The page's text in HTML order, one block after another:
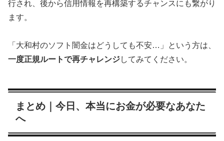
行され、後から信用情報を再構築するチャンスにも繋がり
ます。
「大和村のソフト闇金はどうしても不安…」という方は、
一度正規ルートで再チャレンジしてみてください。
まとめ｜今日、本当にお金が必要なあなた
へ